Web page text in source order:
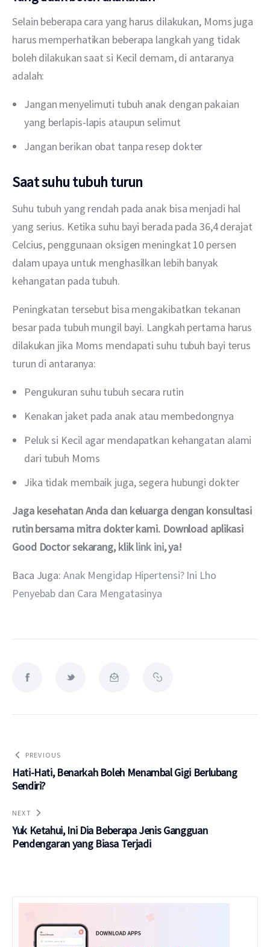
Selain beberapa cara yang harus dilakukan, Moms juga
harus memperhatikan beberapa langkah yang tidak
boleh dilakukan saat si Kecil demam, di antaranya
adalah:
Jangan menyelimuti tubuh anak dengan pakaian
yang berlapis-lapis ataupun selimut
Jangan berikan obat tanpa resep dokter
Saat suhu tubuh turun
Suhu tubuh yang rendah pada anak bisa menjadi hal
yang serius. Ketika suhu bayi berada pada 36,4 derajat
Celcius, penggunaan oksigen meningkat 10 persen
dalam upaya untuk menghasilkan lebih banyak
kehangatan pada tubuh.
Peningkatan tersebut bisa mengakibatkan tekanan
besar pada tubuh mungil bayi. Langkah pertama harus
dilakukan jika Moms mendapati suhu tubuh bayi terus
turun di antaranya:
Pengukuran suhu tubuh secara rutin
Kenakan jaket pada anak atau membedongnya
Peluk si Kecil agar mendapatkan kehangatan alami
dari tubuh Moms
Jika tidak membaik juga, segera hubungi dokter
Jaga kesehatan Anda dan keluarga dengan konsultasi
rutin bersama mitra dokter kami. Download aplikasi
Good Doctor sekarang, klik link ini, ya!
Baca Juga: Anak Mengidap Hipertensi? Ini Lho
Penyebab dan Cara Mengatasinya
PREVIOUS
Hati-Hati, Benarkah Boleh Menambal Gigi Berlubang
Sendiri?
NEXT
Yuk Ketahui, Ini Dia Beberapa Jenis Gangguan
Pendengaran yang Biasa Terjadi